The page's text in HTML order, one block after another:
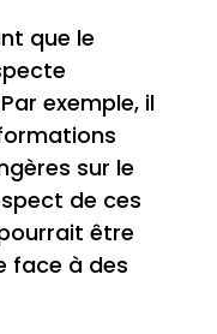
que le
exemple, il
sur le
de ces
être
face à des